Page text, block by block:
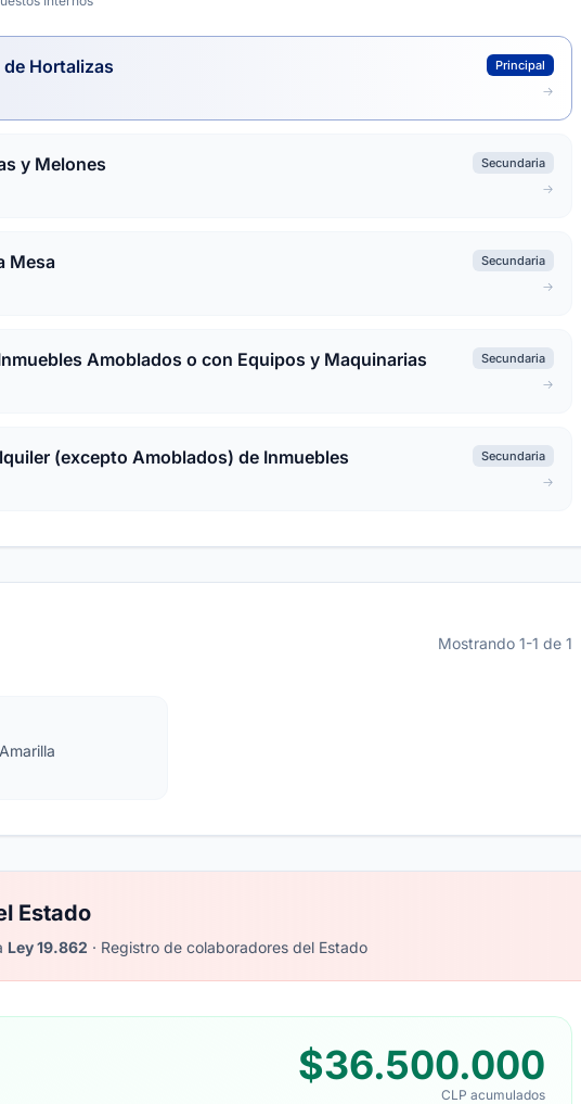
Hortalizas Principal
y Melones Secundaria
Mesa Secundaria
Amoblados o con Equipos y Maquinarias Secundaria
(excepto Amoblados) de Inmuebles Secundaria
Mostrando 1-1 de 1
Estado
Ley 19.862 · Registro de colaboradores del Estado
$36.500.000
CLP acumulados